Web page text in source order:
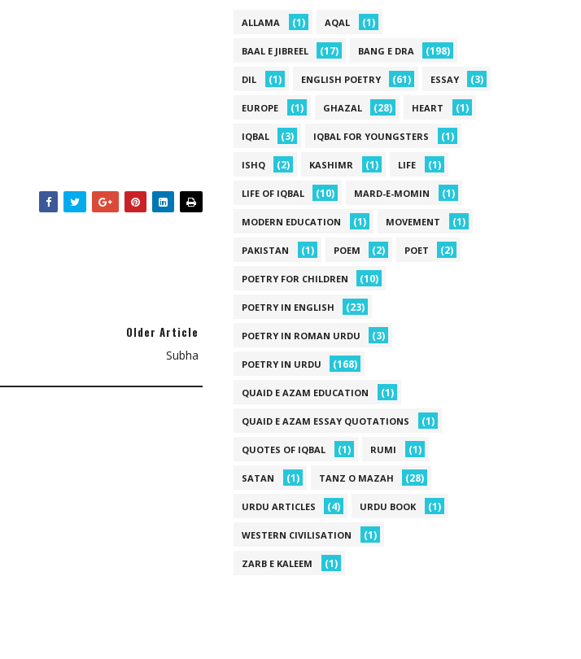
Older Article
Subha
ALLAMA (1) AQAL (1)
BAAL E JIBREEL (17) BANG E DRA (198)
DIL (1) ENGLISH POETRY (61) ESSAY (3)
EUROPE (1) GHAZAL (28) HEART (1)
IQBAL (3) IQBAL FOR YOUNGSTERS (1)
ISHQ (2) KASHIMR (1) LIFE (1)
LIFE OF IQBAL (10) MARD-E-MOMIN (1)
MODERN EDUCATION (1) MOVEMENT (1)
PAKISTAN (1) POEM (2) POET (2)
POETRY FOR CHILDREN (10)
POETRY IN ENGLISH (23)
POETRY IN ROMAN URDU (3)
POETRY IN URDU (168)
QUAID E AZAM EDUCATION (1)
QUAID E AZAM ESSAY QUOTATIONS (1)
QUOTES OF IQBAL (1) RUMI (1)
SATAN (1) TANZ O MAZAH (28)
URDU ARTICLES (4) URDU BOOK (1)
WESTERN CIVILISATION (1)
ZARB E KALEEM (1)